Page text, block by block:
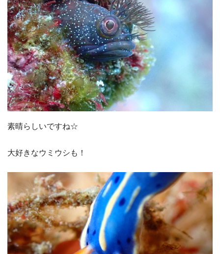
素晴らしいですね☆
大好きなウミウシも！